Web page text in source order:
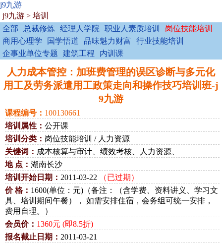
j9九游
j9九游 > 培训
全部
总裁修炼 经理人学院 职业人素质培训
岗位技能培训
商用心理学
国学悟道 品味魅力财富
行业技能培训
企事业单位专题
建筑工程 内训课
人力成本管控：加班费管理的误区诊断与多元化
用工及劳务派遣用工政策走向和操作技巧培训班-j
9九游
课程编号： 100130661
培训属性： 公开课
培训分类： 岗位技能培训 / 人力资源
关键词： 成本核算与审计、绩效考核、人力资源、
地 点： 湖南长沙
培训开始日期： 2011-03-22
（已过期）
价 格： 1600(单位：元)（备注：（含学费、资料讲义、学习文
具、培训期间午餐）， 如需安排住宿，会务组可统一安排，
费用自理。）
会员价： 1360元 (即8.5折)
报名截止日期： 2011-03-21